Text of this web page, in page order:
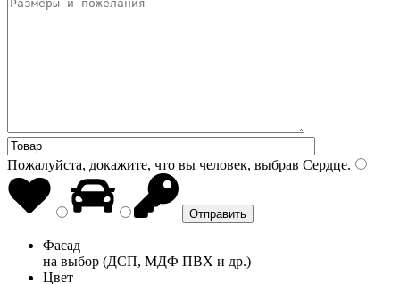
Пожалуйста, докажите, что вы человек, выбрав Сердце.
Фасад
на выбор (ДСП, МДФ ПВХ и др.)
Цвет